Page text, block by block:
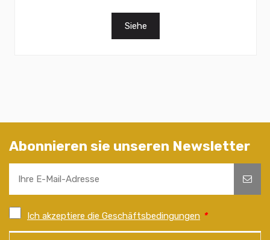
Siehe
Abonnieren sie unseren Newsletter
Ich akzeptiere die Geschäftsbedingungen *